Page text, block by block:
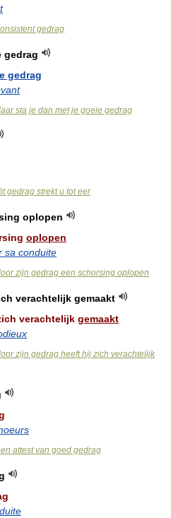
gedrag
gedrag
gedrag
sta je dan met je goeie gedrag
gedrag strekt u tot eer
oplopen
oplopen
sa conduite
zijn gedrag een schorsing oplopen
verachtelijk gemaakt
verachtelijk gemaakt
zijn gedrag heeft hij zich verachtelijk
attest van goed gedrag